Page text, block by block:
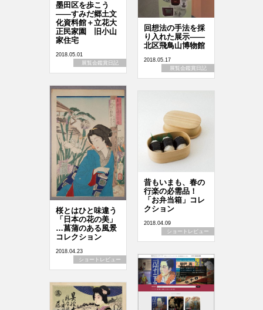
回想法の手法を採
り入れた展示――
北区飛鳥山博物館
2018.05.17
展覧会鑑賞日記
墨田区を歩こう
――すみだ郷土文
化資料館＋立花大
正民家園 旧小山
家住宅
2018.05.01
展覧会鑑賞日記
桜とはひと味違う
「日本の花の美」
…菖蒲のある風景
コレクション
2018.04.23
ショートレビュー
昔もいまも、春の
行楽の必需品！
「お弁当箱」コレ
クション
2018.04.09
ショートレビュー